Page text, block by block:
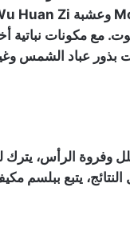
مع مكونات
بذور عباد الشمس
وفروة الرأس، يترك
يتبع ببلسم